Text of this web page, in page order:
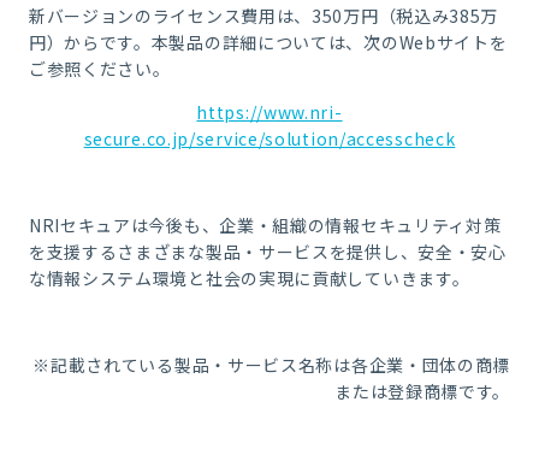
新バージョンのライセンス費用は、350万円（税込み385万
円）からです。本製品の詳細については、次のWebサイトを
ご参照ください。
https://www.nri-
secure.co.jp/service/solution/accesscheck
NRIセキュアは今後も、企業・組織の情報セキュリティ対策
を支援するさまざまな製品・サービスを提供し、安全・安心
な情報システム環境と社会の実現に貢献していきます。
※記載されている製品・サービス名称は各企業・団体の商標
または登録商標です。